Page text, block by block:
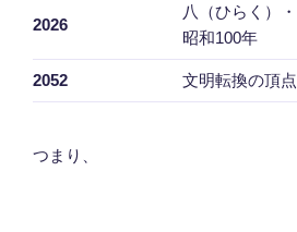
2026
八（ひらく）・
昭和100年
2052 文明転換の頂点
つまり、